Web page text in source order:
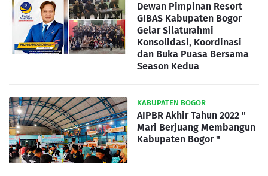
Dewan Pimpinan Resort
GIBAS Kabupaten Bogor
Gelar Silaturahmi
Konsolidasi, Koordinasi
dan Buka Puasa Bersama
Season Kedua
KABUPATEN BOGOR
AIPBR Akhir Tahun 2022 "
Mari Berjuang Membangun
Kabupaten Bogor "